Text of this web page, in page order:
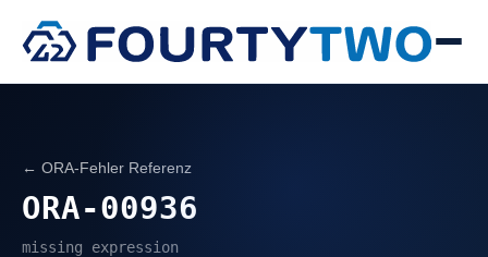
← ORA-Fehler Referenz
ORA-00936
missing expression